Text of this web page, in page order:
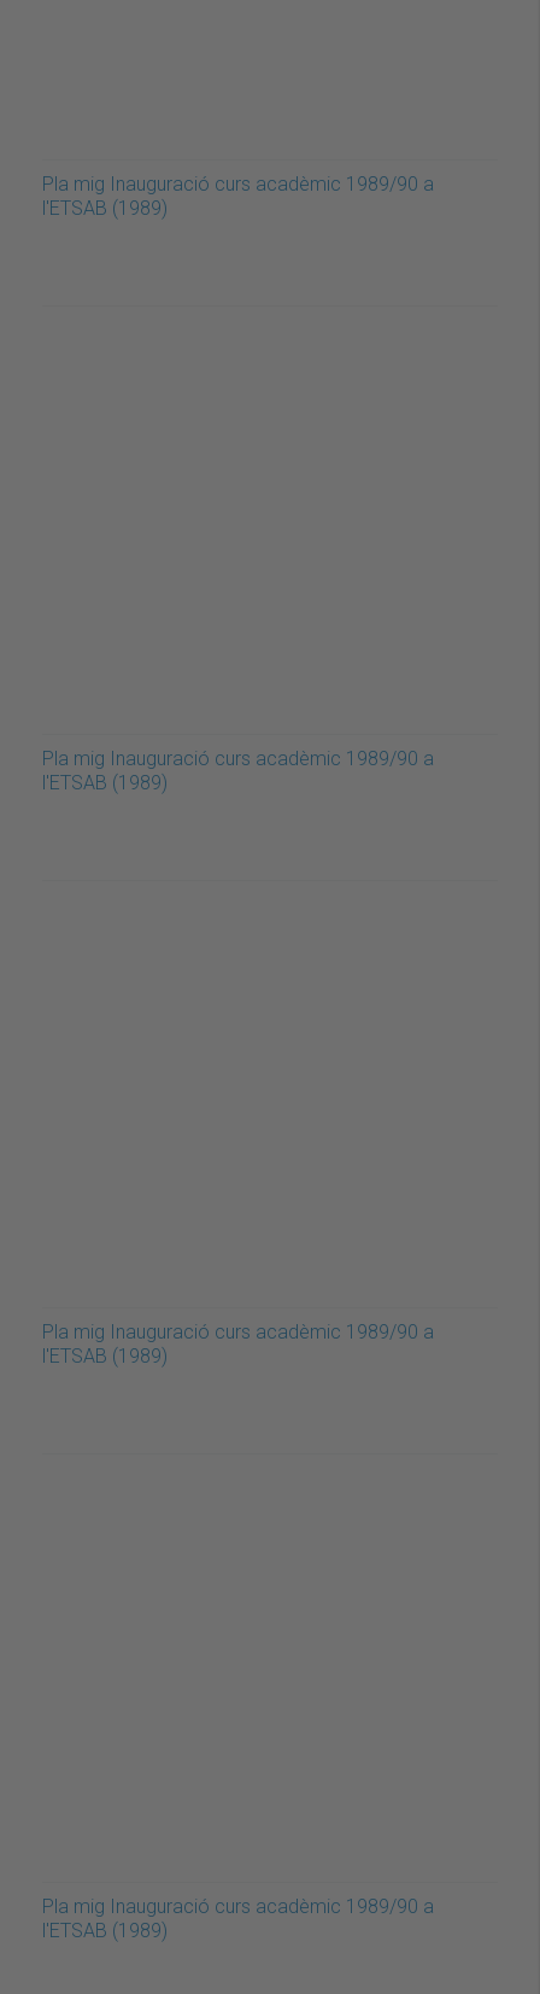
Pla mig Inauguració curs acadèmic 1989/90 a
l'ETSAB (1989)
Pla mig Inauguració curs acadèmic 1989/90 a
l'ETSAB (1989)
Pla mig Inauguració curs acadèmic 1989/90 a
l'ETSAB (1989)
Pla mig Inauguració curs acadèmic 1989/90 a
l'ETSAB (1989)